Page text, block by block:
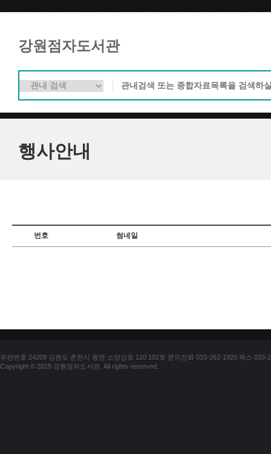
강원점자도서관
행사안내
번호 썸네일
우편번호 24209 강원도 춘천시 동면 소양강로 110 102호 문의전화 033-262-1920 팩스 033-
Copyright © 2015 강원점자도서관. All rights reserved.